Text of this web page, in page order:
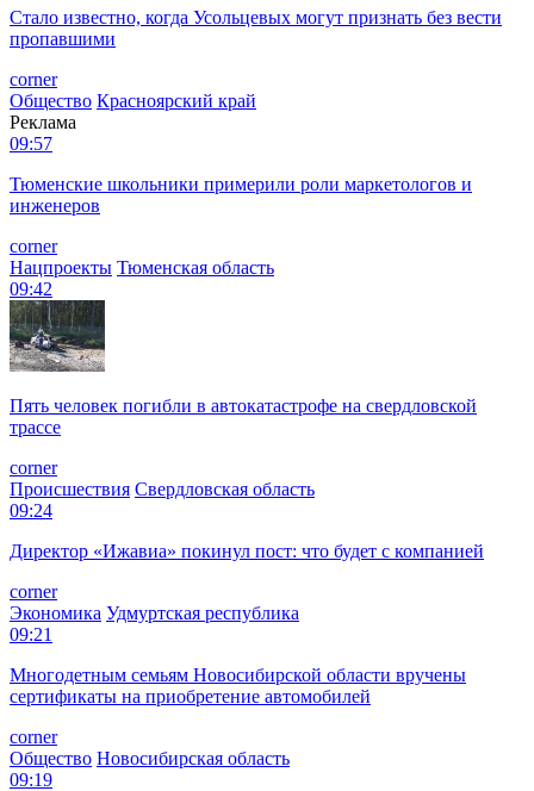
Стало известно, когда Усольцевых могут признать без вести
пропавшими
corner
Общество Красноярский край
Реклама
09:57
Тюменские школьники примерили роли маркетологов и
инженеров
corner
Нацпроекты Тюменская область
09:42
Пять человек погибли в автокатастрофе на свердловской
трассе
corner
Происшествия Свердловская область
09:24
Директор «Ижавиа» покинул пост: что будет с компанией
corner
Экономика Удмуртская республика
09:21
Многодетным семьям Новосибирской области вручены
сертификаты на приобретение автомобилей
corner
Общество Новосибирская область
09:19